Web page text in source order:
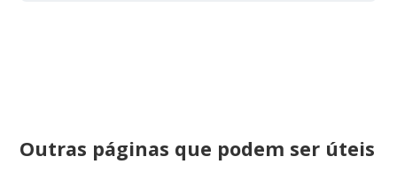
Outras páginas que podem ser úteis